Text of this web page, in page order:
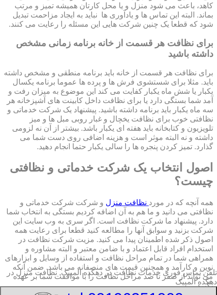
کاهد، باعث می شود منزل و یا محل کارتان همیشه تمیز و مرتب
بماند. البته این تماس ها و یادآوری ها نباید به ایجاد مزاحمت تبدیل
شود که قطعا یک چنین شرکت هایی این مسئله را رعایت می کنند.
برای نظافت هر قسمت از خانه برنامه زمانی مشخص
داشته باشید
برای نظافت هر قسمت از خانه باید برنامه منطقی و مشخص داشته
باید. مثلا برای شستشوی فرش ها و پرده ها عموما برنامه یکسال
یکبار یا شش ماه یکبار کفایت می کند این موضوع به میزان رفت و
آمد شما بستگی دارد یا برای نظافت داخل کابینت های آشپزخانه هر
سه ماه یکبار باید برنامه داشته باشید. پیشنهاد یک شرکت خدماتی و
نظافتی خوب برای نظافت یخچال و غبار روبی مبل ها و میز
تلویزیون و کتابخانه باید هفته ای یکبار باشد. بیشتر از آن نه لزومی
داشته و نه البته موثر است و هزینه اضافی روی دست شما می
گذارد. تمیز کردن پنجره ها را سالی یکبار حتما انجام دهید.
اصول انتخاب یک شرکت خدماتی و نظافتی
چیست؟
همه آنچه که در مورد نظافت منزل و شرکت شرکت خدماتی و
نظافتی می دانید و ما هم به آن اضافه کردیم بستگی به انتخاب شما
دارد. پیشنهاد ما شرکت نظافت است. اگر سری به وب سایت این
شرکت بزنید و سوابق آنها را مطالعه کنید قطعا برای رعایت همه
اصول ذکر شده اطمینان پیدا می کنید. مزیت شرکت نظافت در
استخدام افراد قابل اعتماد و با ضامن معتبر و البته مشاوره و
همراهی شما در تمام مراحل نظافت و استفاده از وسایل و ابزارهای
نوین و کارآمد و همچنین قیمت های منصفانه می باشد. ضمن آنکه
می تواند از صفر تا صد مراحل نظافت را با موافقت شما بر عهده
بگیرد.
تلفن تماس فوریخدمات نظافت در دهکده المپیک, نظافت منزل در
دهکده المپیک